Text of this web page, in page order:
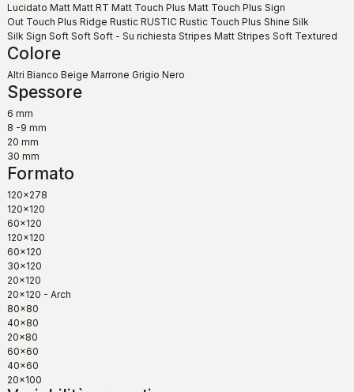
Lucidato Matt Matt RT Matt Touch Plus Matt Touch Plus Sign
Out Touch Plus Ridge Rustic RUSTIC Rustic Touch Plus Shine Silk
Silk Sign Soft Soft Soft - Su richiesta Stripes Matt Stripes Soft Textured
Colore
Altri Bianco Beige Marrone Grigio Nero
Spessore
6 mm
8 -9 mm
20 mm
30 mm
Formato
120x278
120x120
60x120
120x120
60x120
30x120
20x120
20x120 - Arch
80x80
40x80
20x80
60x60
40x60
20x100